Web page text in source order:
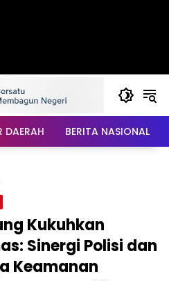
DAERAH BERITA NASIONAL
Kukuhkan
Sinergi Polisi dan
Keamanan